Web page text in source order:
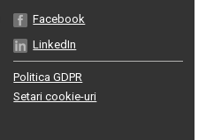
Facebook
LinkedIn
Politica GDPR
Setari cookie-uri